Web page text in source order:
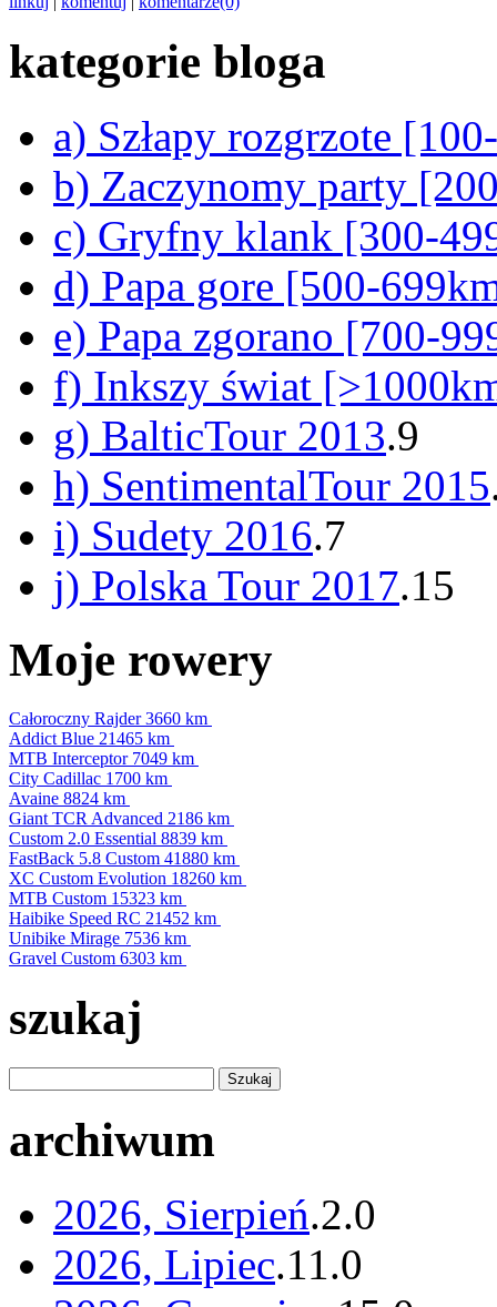
kategorie bloga
a) Szłapy rozgrzote
b) Zaczynomy party
c) Gryfny klank [300-
d) Papa gore [500-
e) Papa zgorano [700-
f) Inkszy świat
g) BalticTour 2013.9
h) SentimentalTour 2015
i) Sudety 2016.7
j) Polska Tour 2017.15
Moje rowery
Całoroczny Rajder3660 km
Addict Blue 21465 km
MTB Interceptor 7049 km
City Cadillac 1700 km
Avaine 8824 km
Giant TCR Advanced 2186 km
Custom 2.0 Essential 8839 km
FastBack 5.8 Custom 41880 km
XC Custom Evolution 18260 km
MTB Custom 15323 km
Haibike Speed RC 21452 km
Unibike Mirage 7536 km
Gravel Custom 6303 km
szukaj
archiwum
2026, Sierpień.2.0
2026, Lipiec.11 .0